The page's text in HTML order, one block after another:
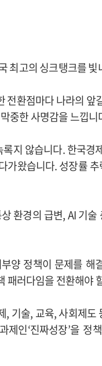
최고의 싱크탱크를
전환점마다 나라의
중한 사명감을 느낍니
지 않습니다. 한국
가왔습니다. 성장률
환경의 급변, AI 기
양 정책이 문제를
패러다임을 전환해
기술, 교육, 사회제
인‘진짜성장’을